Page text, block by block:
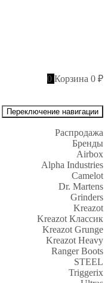
0 Корзина 0 ₽
Переключение навигации
Распродажа
Бренды
Airbox
Alpha Industries
Camelot
Dr. Martens
Grinders
Kreazot
Kreazot Классик
Kreazot Grunge
Kreazot Heavy
Ranger Boots
STEEL
Triggerix